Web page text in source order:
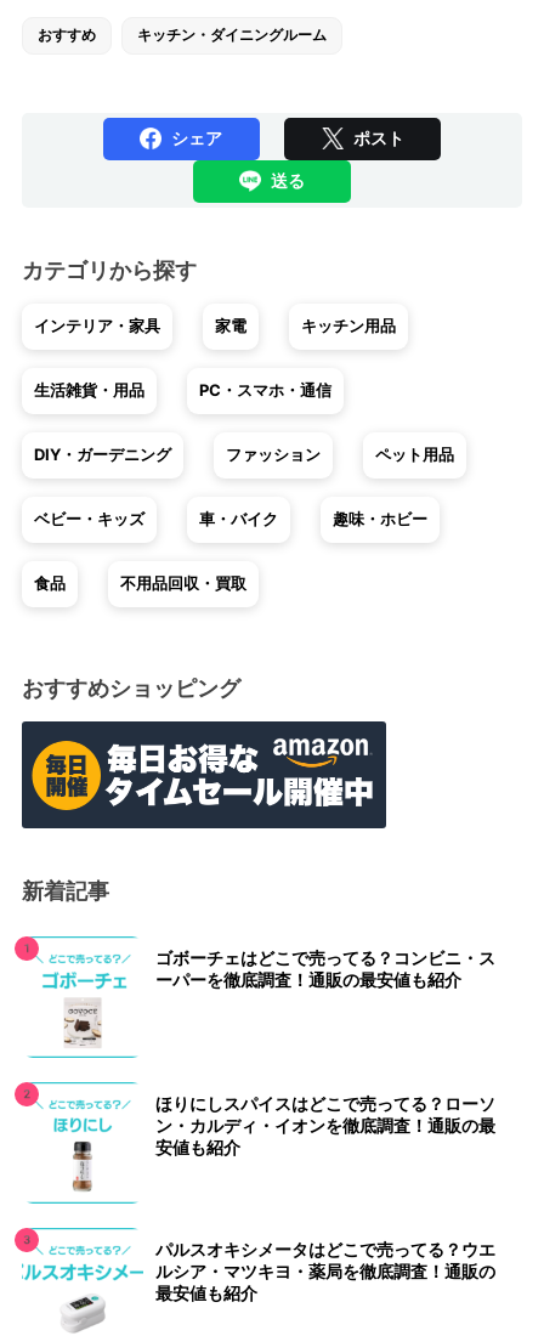
おすすめ キッチン・ダイニングルーム
シェア ポスト
送る
カテゴリから探す
インテリア・家具 家電 キッチン用品
生活雑貨・用品 PC・スマホ・通信
DIY・ガーデニング ファッション ペット用品
ベビー・キッズ 車・バイク 趣味・ホビー
食品 不用品回収・買取
おすすめショッピング
新着記事
ゴボーチェはどこで売ってる？コンビニ・ス
ーパーを徹底調査！通販の最安値も紹介
ほりにしスパイスはどこで売ってる？ローソ
ン・カルディ・イオンを徹底調査！通販の最
安値も紹介
パルスオキシメータはどこで売ってる？ウエ
ルシア・マツキヨ・薬局を徹底調査！通販の
最安値も紹介